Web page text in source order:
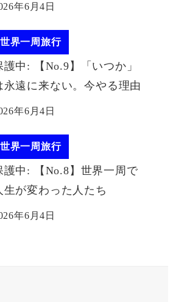
年6月4日
世界一周旅行
護中: 【No.9】「いつか」
永遠に来ない。今やる理由
年6月4日
世界一周旅行
護中: 【No.8】世界一周で
生が変わった人たち
年6月4日